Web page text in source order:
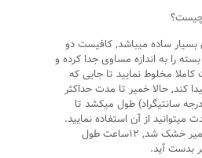
چیست؟
ساده میباشد, کافیست دو
را به اندازه مساوی جدا کرده و
مخلوط نمایید تا جایی که
کند, حالا خمیر تا مدت حداکثر
۲ساعت (در دمای ایدآل ۲۵درجه سانتیگراد) طول میکشد تا
از آن استفاده نمایید.
بعد از گذشت ۲ساعت که خمیر خشک شد, ۱۲ساعت طول
بدست آید.